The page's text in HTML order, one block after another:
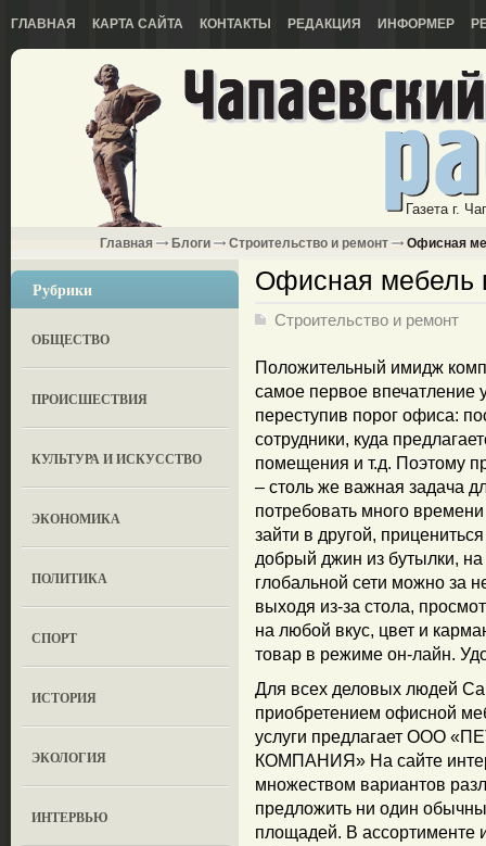
ГЛАВНАЯ КАРТА САЙТА КОНТАКТЫ РЕДАКЦИЯ ИНФОРМЕР
Газета г.
Главная Блоги Строительство и ремонт Офисная
Рубрики
ОБЩЕСТВО
ПРОИСШЕСТВИЯ
КУЛЬТУРА И ИСКУССТВО
ЭКОНОМИКА
ПОЛИТИКА
СПОРТ
ИСТОРИЯ
ЭКОЛОГИЯ
ИНТЕРВЬЮ
Офисная мебель
Строительство и ремонт
Положительный имидж
самое первое впечатление
переступив порог офиса:
сотрудники, куда
помещения и т.д. Поэтому
– столь же важная задача
потребовать много
зайти в другой,
добрый джин из бутылки,
глобальной сети можно за
выходя из-за стола,
на любой вкус, цвет и
товар в режиме он-лайн.
Для всех деловых людей
приобретением офисной
услуги предлагает ООО
КОМПАНИЯ» На сайте
множеством вариантов
предложить ни один
площадей. В ассортименте